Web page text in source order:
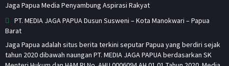
Jaga Papua Media Penyambung Aspirasi Rakyat
PT. MEDIA JAGA PAPUA Dusun Susweni – Kota Manokwari – Papua
Barat
Jaga Papua adalah situs berita terkini seputar Papua yang berdiri sejak
tahun 2020 dibawah naungan PT. MEDIA JAGA PAPUA berdasarkan SK